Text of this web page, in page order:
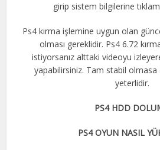
girip sistem bilgilerine
Ps4 kırma işlemine uygun olan
olması gereklidir. Ps4 6.72
istiyorsanız alttaki videoyu
yapabilirsiniz. Tam stabil
yeterlidir.
PS4 HDD
PS4 OYUN NASIL